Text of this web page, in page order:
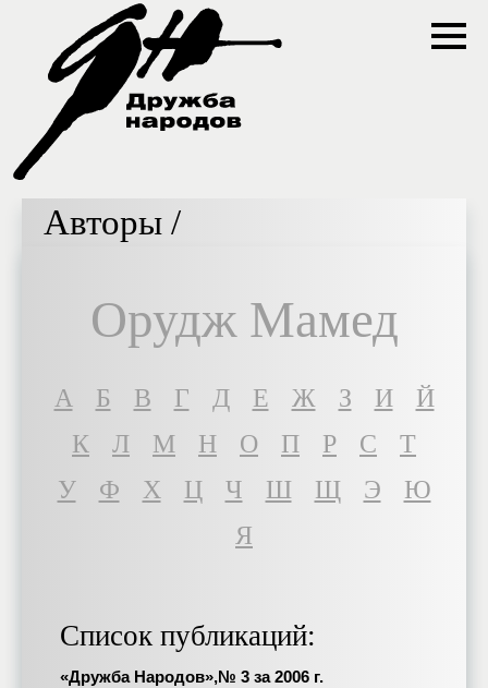
Авторы /
Орудж Мамед
A Б В Г Д Е Ж З И
Й
К
Л М Н О П Р С
Т
У
Ф Х Ц Ч Ш Щ Э
Ю
Я
Список публикаций:
«Дружба Народов»,№ 3 за 2006 г.